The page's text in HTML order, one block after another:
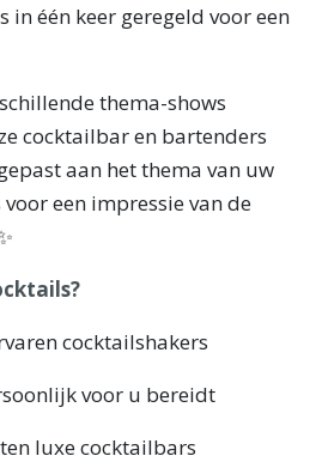
in één keer geregeld voor een
thema-shows
cocktailbar en bartenders
aan het thema van uw
voor een impressie van de
cocktailshakers
voor u bereidt
luxe cocktailbars